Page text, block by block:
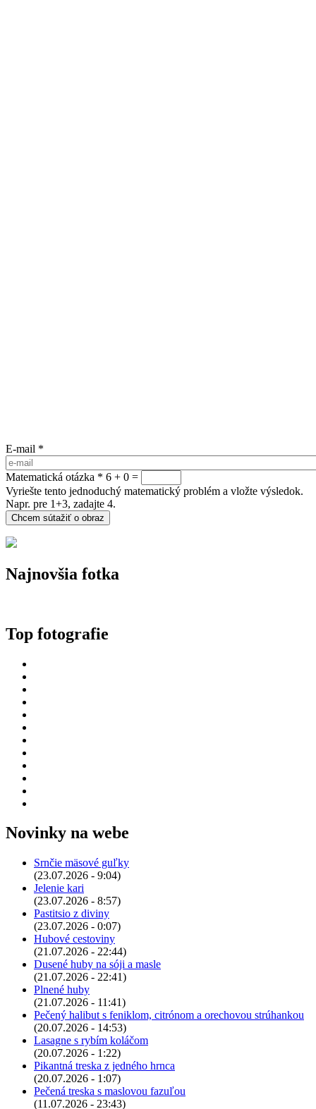
E-mail *
Matematická otázka * 6 + 0 =
Vyriešte tento jednoduchý matematický problém a vložte výsledok.
Napr. pre 1+3, zadajte 4.
Najnovšia fotka
Top fotografie
Novinky na webe
Srnčie mäsové guľky
(23.07.2026 - 9:04)
Jelenie kari
(23.07.2026 - 8:57)
Pastitsio z diviny
(23.07.2026 - 0:07)
Hubové cestoviny
(21.07.2026 - 22:44)
Dusené huby na sóji a masle
(21.07.2026 - 22:41)
Plnené huby
(21.07.2026 - 11:41)
Pečený halibut s feniklom, citrónom a orechovou strúhankou
(20.07.2026 - 14:53)
Lasagne s rybím koláčom
(20.07.2026 - 1:22)
Pikantná treska z jedného hrnca
(20.07.2026 - 1:07)
Pečená treska s maslovou fazuľou
(11.07.2026 - 23:43)